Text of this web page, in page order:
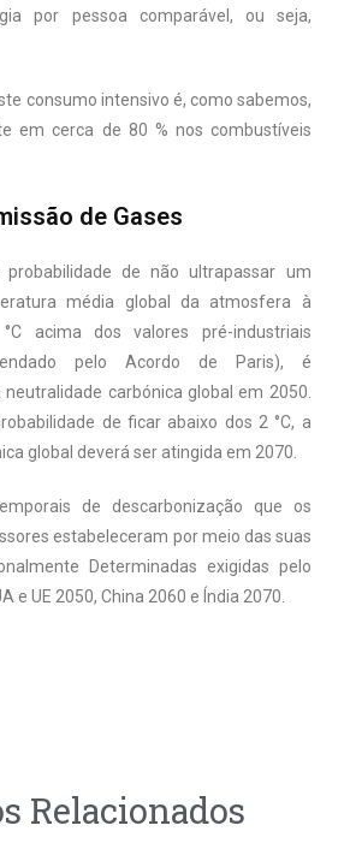
por pessoa comparável, ou seja,
consumo intensivo é, como sabemos,
em cerca de 80 % nos combustíveis
de Gases
de não ultrapassar um
média global da atmosfera à
acima dos valores pré-industriais
pelo Acordo de Paris), é
carbónica global em 2050.
de ficar abaixo dos 2 °C, a
global deverá ser atingida em 2070.
de descarbonização que os
estabeleceram por meio das suas
Determinadas exigidas pelo
e UE 2050, China 2060 e Índia 2070.
Relacionados